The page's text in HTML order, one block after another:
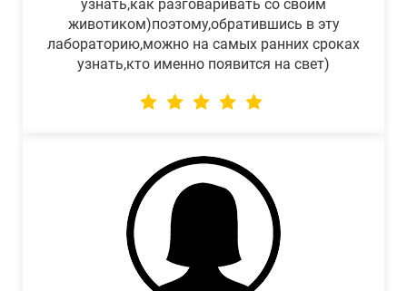
узнать,как разговаривать со своим
животиком)поэтому,обратившись в эту
лабораторию,можно на самых ранних сроках
узнать,кто именно появится на свет)